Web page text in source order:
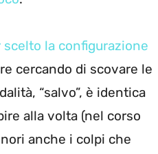
scelto la configurazione
cercando di scovare le
“salvo”, è identica
alla volta (nel corso
anche i colpi che